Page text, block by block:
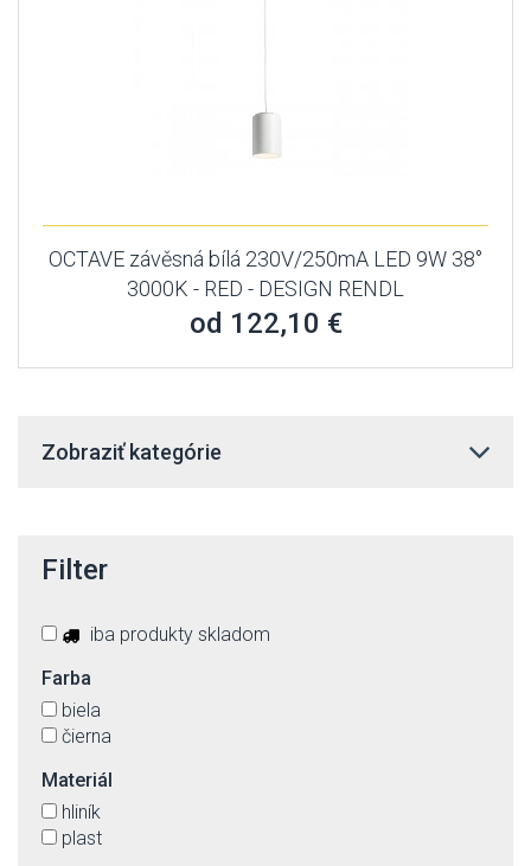
OCTAVE závěsná bílá 230V/250mA LED 9W 38°
3000K - RED - DESIGN RENDL
od 122,10 €
Zobraziť kategórie
Filter
iba produkty skladom
Farba
biela
čierna
Materiál
hliník
plast